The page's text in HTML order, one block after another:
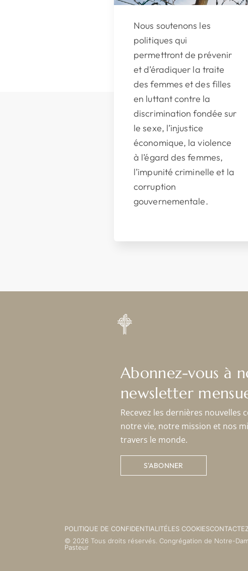
Nous soutenons les
politiques qui
permettront de prévenir
et d’éradiquer la traite
des femmes et des filles
en luttant contre la
discrimination fondée sur
le sexe, l’injustice
économique, la violence
à l’égard des femmes,
l’impunité criminelle et la
corruption
gouvernementale.
Abonnez-vous à
newsletter
Recevez les dernières nouvelles
notre vie, notre mission et nos
travers le monde.
S'ABONNER
POLITIQUE DE CONFIDENTIALITÉLES COOKIES
© 2026 Tous droits réservés. Congrégation de Notre-
Pasteur